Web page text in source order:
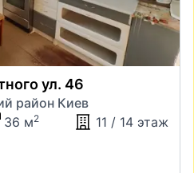
ул. 46
район Киев
36 м2
11 / 14 этаж